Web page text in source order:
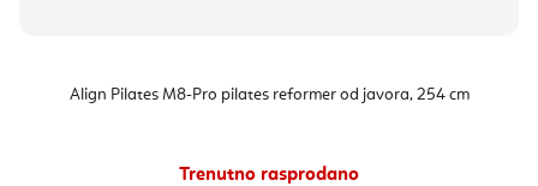
Align Pilates M8-Pro pilates reformer od javora, 254 cm
Trenutno rasprodano